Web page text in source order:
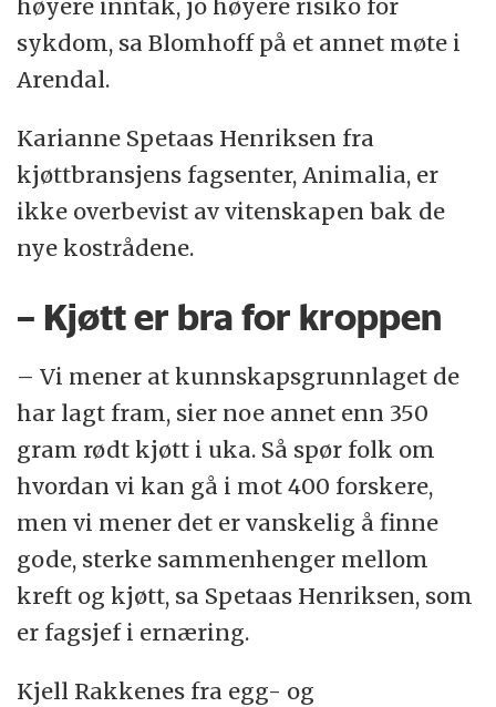
høyere inntak, jo høyere risiko for
sykdom, sa Blomhoff på et annet møte i
Arendal.
Karianne Spetaas Henriksen fra
kjøttbransjens fagsenter, Animalia, er
ikke overbevist av vitenskapen bak de
nye kostrådene.
– Kjøtt er bra for kroppen
– Vi mener at kunnskapsgrunnlaget de
har lagt fram, sier noe annet enn 350
gram rødt kjøtt i uka. Så spør folk om
hvordan vi kan gå i mot 400 forskere,
men vi mener det er vanskelig å finne
gode, sterke sammenhenger mellom
kreft og kjøtt, sa Spetaas Henriksen, som
er fagsjef i ernæring.
Kjell Rakkenes fra egg- og